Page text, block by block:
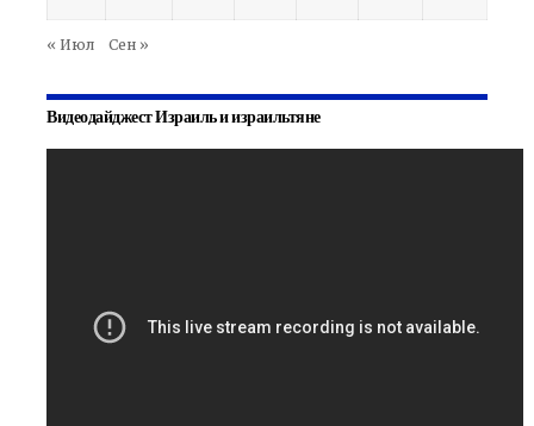
« Июл Сен »
Видеодайджест Израиль и израильтяне